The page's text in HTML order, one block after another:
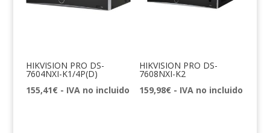
HIKVISION PRO DS-
7604NXI-K1/4P(D)
155,41€ - IVA no incluido
HIKVISION PRO DS-
7608NXI-K2
159,98€ - IVA no incluido